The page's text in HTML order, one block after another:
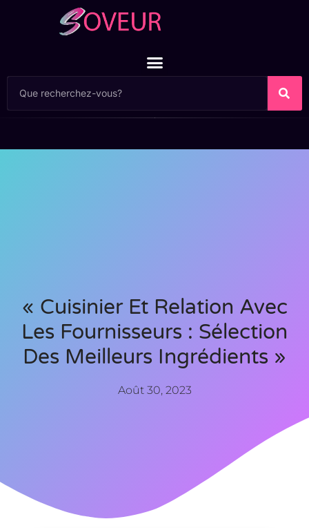
« Cuisinier Et Relation Avec
Les Fournisseurs : Sélection
Des Meilleurs Ingrédients »
Août 30, 2023